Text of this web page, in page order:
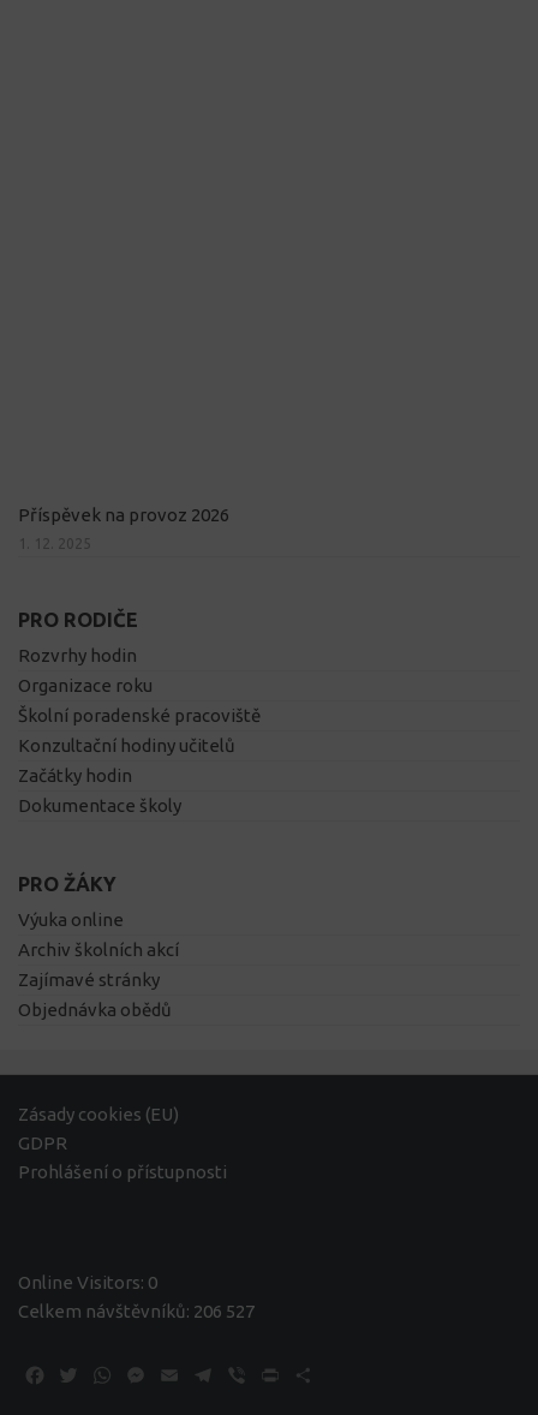
Příspěvek na provoz 2026
1. 12. 2025
PRO RODIČE
Rozvrhy hodin
Organizace roku
Školní poradenské pracoviště
Konzultační hodiny učitelů
Začátky hodin
Dokumentace školy
PRO ŽÁKY
Výuka online
Archiv školních akcí
Zajímavé stránky
Objednávka obědů
Zásady cookies (EU)
GDPR
Prohlášení o přístupnosti
Online Visitors: 0
Celkem návštěvníků: 206 527
Facebook
TwitterWhatsApp
Messenger
Email Telegram
Viber Print